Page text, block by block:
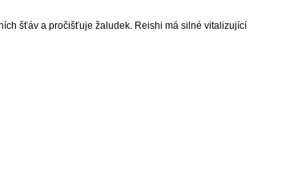
šťáv a pročišťuje žaludek. Reishi má silné vitalizující